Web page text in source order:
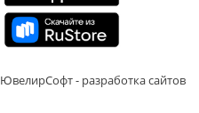
ЮвелирСофт - разработка сайтов